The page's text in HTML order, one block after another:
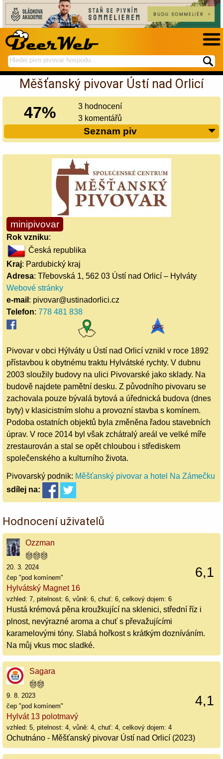
hledej
na
BeerWeb
spustí
hledání
Měšťanský pivovar Ústí nad Orlicí
47%
3 hodnocení
3 komentářů
Seznam piv
minipivovar
Rok vzniku:
Česká republika
Kraj: Pardubický kraj
Adresa: Třebovská 1, 562 03 Ústí nad Orlicí – Hylváty
Webové stránky
e-mail : pivovar@ustinadorlici.cz
Telefon: 778 481 838
Pivovar v obci Hýlváty u Ústí nad Orlicí vznikl v roce 1892
přístavbou k obytnému traktu Hylvátské rychty. V dubnu
2003 sloužily budovy na ulici Pivovarské jako sklady. Na
budově najdete pamětní desku. Z původního pivovaru se
zachovala pouze bývalá bytová a úřednická budova (dnes
byty) v klasicistním slohu a provozní stavba s komínem.
Podoba ostatních objektů byla změněna řadou stavebních
úprav. V roce 2014 byl však zchátralý areál ve velké míře
zrestaurován a stal se opět chloubou i střediskem
společenského a kulturního života.
Pivovarský podnik: Měšťanský pivovar a hotel Na Zámečku
sdílej na:
Hodnocení uživatelů
Ozzman
6,1
20. 3. 2024
čep "pod komínem"
Hylvátský Magnet 16
vzhled: 7, pitelnost: 6, vůně: 6, chuť: 6, celkový dojem: 6
Hustá krémová pěna kroužkující na sklenici, střední říz i
plnost, nevýrazné aroma a chuť s převažujícími
karamelovými tóny. Slabá hořkost s krátkým dozníváním.
Na můj vkus moc sladké.
Sagara
4,1
9. 8. 2023
čep "pod komínem"
Hylvát 13 polotmavý
vzhled: 5, pitelnost: 4, vůně: 4, chuť: 4, celkový dojem: 4
Ochutnáno - Měšťanský pivovar Ústí nad Orlicí (2023)